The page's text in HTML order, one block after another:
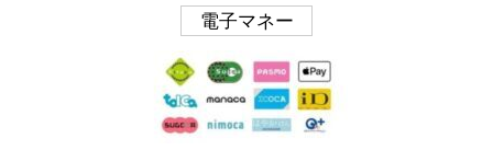
電子マネー